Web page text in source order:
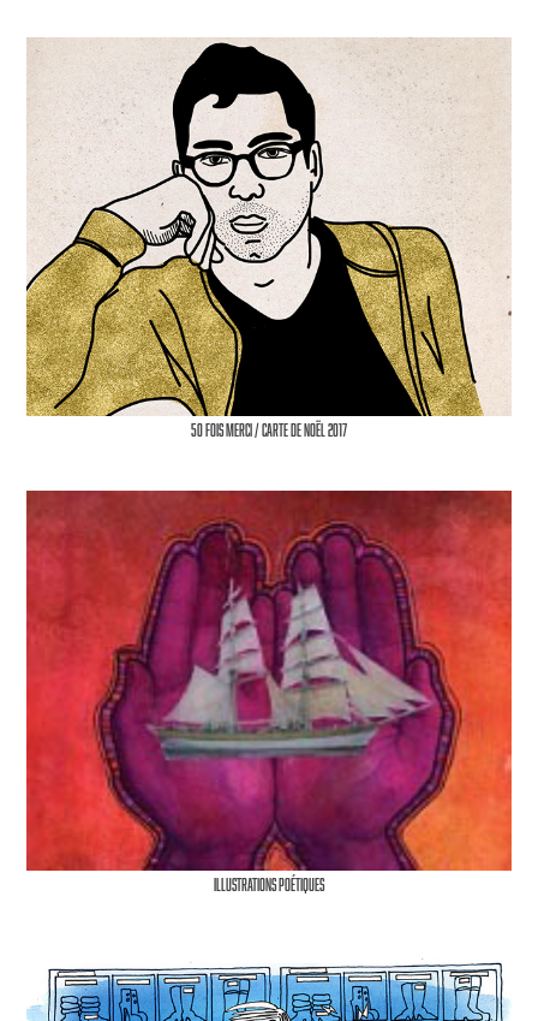
50 fois Merci / Carte de Noël 2017
Illustrations poétiques